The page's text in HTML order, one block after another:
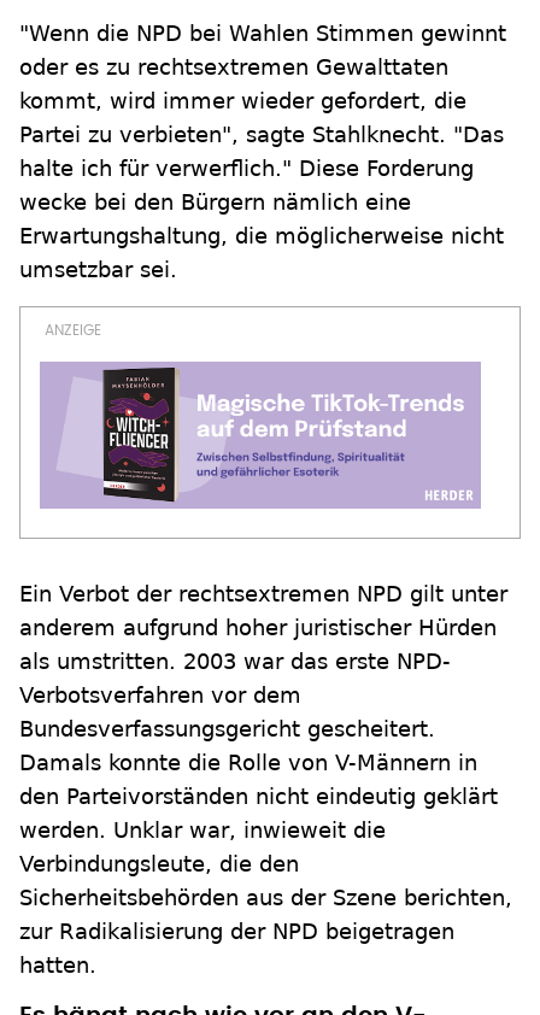
"Wenn die NPD bei Wahlen Stimmen gewinnt
oder es zu rechtsextremen Gewalttaten
kommt, wird immer wieder gefordert, die
Partei zu verbieten", sagte Stahlknecht. "Das
halte ich für verwerflich." Diese Forderung
wecke bei den Bürgern nämlich eine
Erwartungshaltung, die möglicherweise nicht
umsetzbar sei.
Ein Verbot der rechtsextremen NPD gilt unter
anderem aufgrund hoher juristischer Hürden
als umstritten. 2003 war das erste NPD-
Verbotsverfahren vor dem
Bundesverfassungsgericht gescheitert.
Damals konnte die Rolle von V-Männern in
den Parteivorständen nicht eindeutig geklärt
werden. Unklar war, inwieweit die
Verbindungsleute, die den
Sicherheitsbehörden aus der Szene berichten,
zur Radikalisierung der NPD beigetragen
hatten.